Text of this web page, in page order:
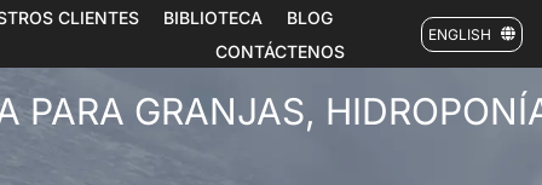
CLIENTES BIBLIOTECA
BLOG
CONTÁCTENOS
ENGLISH
PARA GRANJAS,